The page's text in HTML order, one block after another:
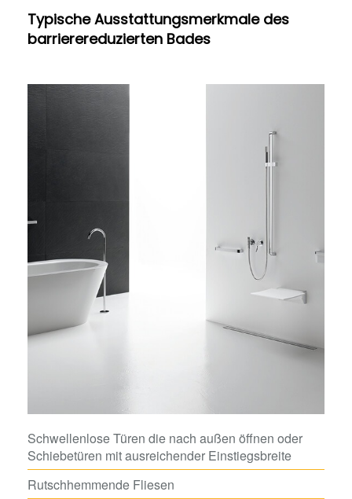
Typische Ausstattungsmerkmale des
barrierereduzierten Bades
Schwellenlose Türen die nach außen öffnen oder
Schiebetüren mit ausreichender Einstiegsbreite
Rutschhemmende Fliesen